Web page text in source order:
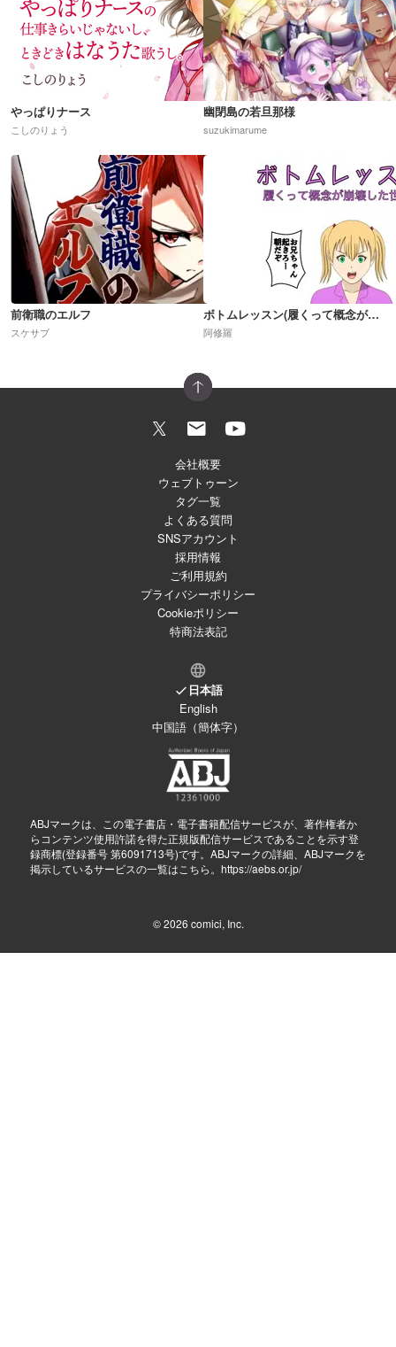
やっぱりナース
こしのりょう
幽閉島の若旦那様
suzukimarume
前衛職のエルフ
スケサブ
ボトムレッスン(履くって概念が崩壊した世界)R18
阿修羅
会社概要
ウェブトゥーン
タグ一覧
よくある質問
SNSアカウント
採用情報
ご利用規約
プライバシーポリシー
Cookieポリシー
特商法表記
日本語
English
中国語（簡体字）
ABJマークは、この電子書店・電子書籍配信サービスが、著作権者か
らコンテンツ使用許諾を得た正規版配信サービスであることを示す登
録商標(登録番号 第6091713号)です。ABJマークの詳細、ABJマークを
掲示しているサービスの一覧はこちら。 https://aebs.or.jp/
© 2026 comici, Inc.